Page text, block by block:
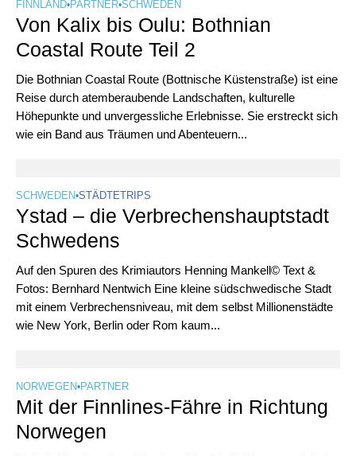
FINNLAND•PARTNER•SCHWEDEN
Von Kalix bis Oulu: Bothnian
Coastal Route Teil 2
Die Bothnian Coastal Route (Bottnische Küstenstraße) ist eine
Reise durch atemberaubende Landschaften, kulturelle
Höhepunkte und unvergessliche Erlebnisse. Sie erstreckt sich
wie ein Band aus Träumen und Abenteuern...
SCHWEDEN•STÄDTETRIPS
Ystad – die Verbrechenshauptstadt
Schwedens
Auf den Spuren des Krimiautors Henning Mankell© Text &
Fotos: Bernhard Nentwich Eine kleine südschwedische Stadt
mit einem Verbrechensniveau, mit dem selbst Millionenstädte
wie New York, Berlin oder Rom kaum...
NORWEGEN•PARTNER
Mit der Finnlines-Fähre in Richtung
Norwegen